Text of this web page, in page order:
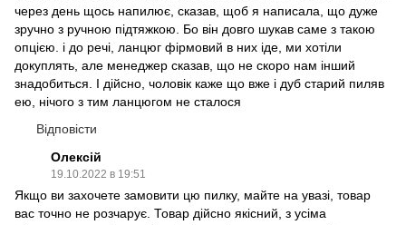
через день щось напилює, сказав, щоб я написала, що дуже
зручно з ручною підтяжкою. Бо він довго шукав саме з такою
опцією. і до речі, ланцюг фірмовий в них іде, ми хотіли
докуплять, але менеджер сказав, що не скоро нам інший
знадобиться. І дійсно, чоловік каже що вже і дуб старий пиляв
ею, нічого з тим ланцюгом не сталося
Відповісти
Олексій
19.10.2022 в 19:51
Якщо ви захочете замовити цю пилку, майте на увазі, товар
вас точно не розчарує. Товар дійсно якісний, з усіма